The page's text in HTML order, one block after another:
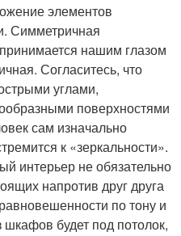
элементов
Симметричная
нашим глазом
Согласитесь, что
углами,
поверхностями
сам изначально
к «зеркальности».
интерьер не обязательно
напротив друг друга
по тону и
будет под потолок,